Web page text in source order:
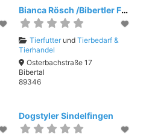
Bianca Rösch /Bibertler Futterscheune
Tierfutter undTierbedarf &
Tierhandel
Osterbachstraße 17
Bibertal
89346
Dogstyler Sindelfingen